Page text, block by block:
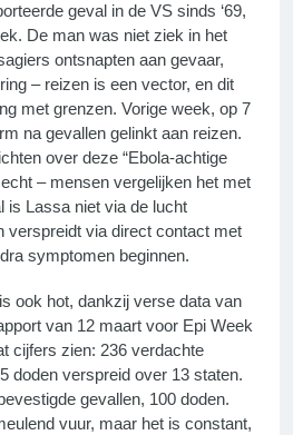
geval in de VS sinds ‘69,
De man was niet ziek in het
ontsnapten aan gevaar,
– reizen is een vector, en dit
met grenzen. Vorige week, op 7
na gevallen gelinkt aan reizen.
over deze “Ebola-achtige
– mensen vergelijken het met
is Lassa niet via de lucht
verspreidt via direct contact met
symptomen beginnen.
ook hot, dankzij verse data van
van 12 maart voor Epi Week
cijfers zien: 236 verdachte
doden verspreid over 13 staten.
gevallen, 100 doden.
vuur, maar het is constant,